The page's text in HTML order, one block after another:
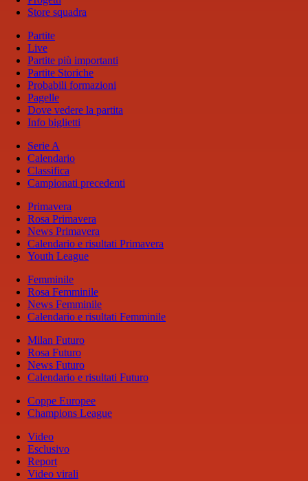
Store squadra
Partite
Live
Partite più importanti
Partite Storiche
Probabili formazioni
Pagelle
Dove vedere la partita
Info biglietti
Serie A
Calendario
Classifica
Campionati precedenti
Primavera
Rosa Primavera
News Primavera
Calendario e risultati Primavera
Youth League
Femminile
Rosa Femminile
News Femminile
Calendario e risultati Femminile
Milan Futuro
Rosa Futuro
News Futuro
Calendario e risultati Futuro
Coppe Europee
Champions League
Video
Esclusivo
Report
Video virali